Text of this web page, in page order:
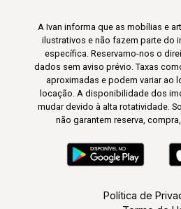
A Ivan informa que as mobílias e
ilustrativos e não fazem parte do
específica. Reservamo-nos o
dados sem aviso prévio. Taxas
aproximadas e podem variar ao
locação. A disponibilidade dos
mudar devido à alta rotatividade.
não garantem reserva,
Política de